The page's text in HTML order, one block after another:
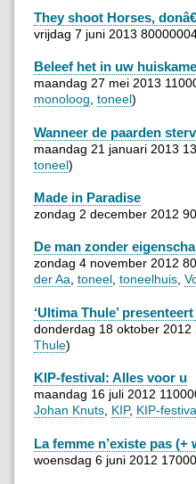
They shoot Horses,
vrijdag 7 juni 2013
Beleef het in uw
maandag 27 mei 2013
monoloog toneel)
Wanneer de paarden
maandag 21 januari 2013
toneel)
Made in Paradise
zondag 2 december 2012
De man zonder
zondag 4 november 2012
der Aa, toneel, toneelhuis,
‘Ultima Thule’ presenteert
donderdag 18 oktober 2012
Thule)
KIP-festival: Alles voor u
maandag 16 juli 2012
Johan Knuts, KIP, KIP-
La femme n’existe pas (+
woensdag 6 juni 2012